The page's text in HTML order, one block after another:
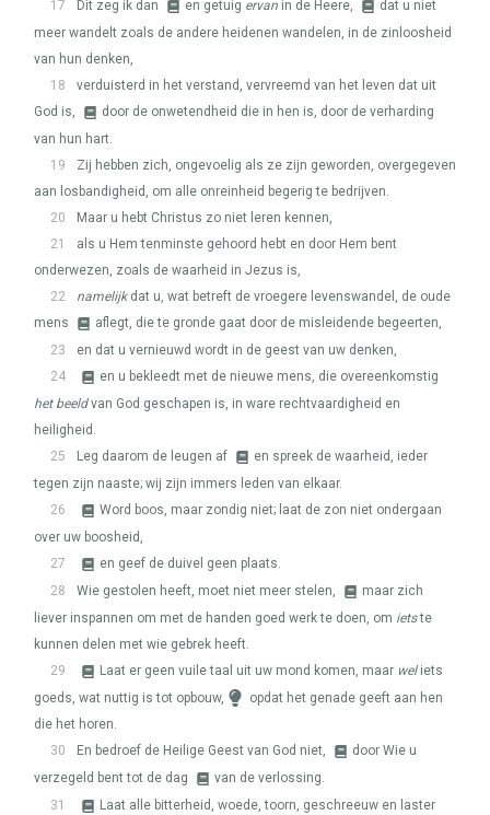
17 Dit zeg ik dan en getuig ervan in de Heere,
dat u niet
meer wandelt zoals de andere heidenen wandelen, in de zinloosheid
van hun denken,
18
verduisterd in het verstand, vervreemd van het leven dat uit
God is,
door de onwetendheid die in hen is, door de verharding
van hun hart.
19
Zij hebben zich, ongevoelig als ze zijn geworden, overgegeven
aan losbandigheid, om alle onreinheid begerig te bedrijven.
20
Maar u hebt Christus zo niet leren kennen,
21
als u Hem tenminste gehoord hebt en door Hem bent
onderwezen, zoals de waarheid in Jezus is,
22
namelijkdat u, wat betreft de vroegere levenswandel, de oude
mens
aflegt, die te gronde gaat door de misleidende begeerten,
23
en dat u vernieuwd wordt in de geest van uw denken,
24
en u bekleedt met de nieuwe mens, die overeenkomstig
het beeldvan God geschapen is, in ware rechtvaardigheid en
heiligheid.
25
Leg daarom de leugen af
en spreek de waarheid, ieder
tegen zijn naaste; wij zijn immers leden van elkaar.
26
Word boos, maar zondig niet; laat de zon niet ondergaan
over uw boosheid,
27
en geef de duivel geen plaats.
28
Wie gestolen heeft, moet niet meer stelen,
maar zich
liever inspannen om met de handen goed werk te doen, om ietste
kunnen delen met wie gebrek heeft.
29
Laat er geen vuile taal uit uw mond komen, maar weliets
goeds, wat nuttig is tot opbouw,
opdat het genade geeft aan hen
die het horen.
30
En bedroef de Heilige Geest van God niet,
door Wie u
verzegeld bent tot de dag
van de verlossing.
31
Laat alle bitterheid, woede, toorn, geschreeuw en laster